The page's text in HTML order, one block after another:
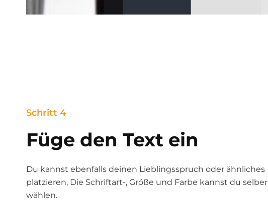
Schritt 4
Füge den Text ein
Du kannst ebenfalls deinen Lieblingsspruch oder ähnliches
platzieren, Die Schriftart-, Größe und Farbe kannst du selber
wählen.